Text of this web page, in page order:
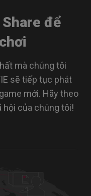
để
mà chúng tôi
sẽ tiếp tục phát
mới. Hãy theo
hội của chúng tôi!